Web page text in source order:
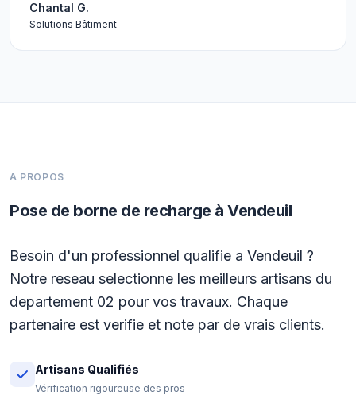
Chantal G.
Solutions Bâtiment
A PROPOS
Pose de borne de recharge à Vendeuil
Besoin d'un professionnel qualifie a Vendeuil ?
Notre reseau selectionne les meilleurs artisans du
departement 02 pour vos travaux. Chaque
partenaire est verifie et note par de vrais clients.
Artisans Qualifiés
Vérification rigoureuse des pros